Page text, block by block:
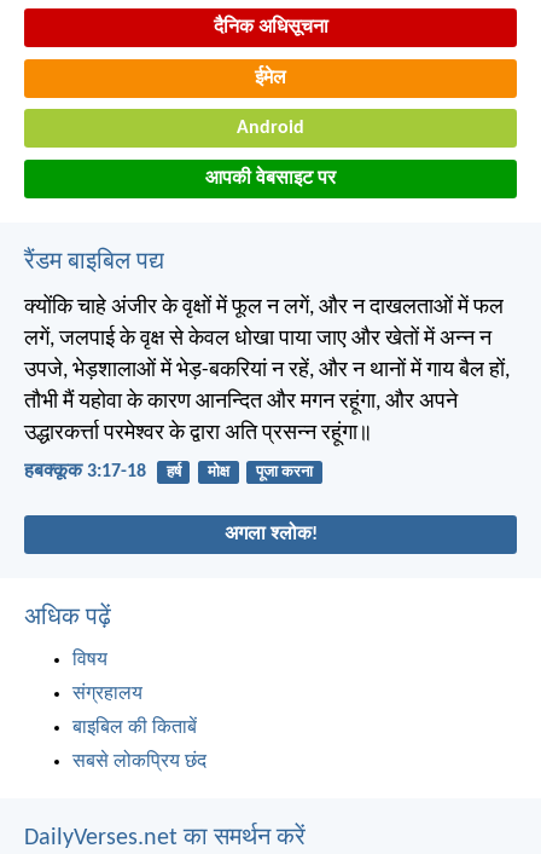
दैनिक अधिसूचना
ईमेल
Android
आपकी वेबसाइट पर
रैंडम बाइबिल पद्य
क्योंकि चाहे अंजीर के वृक्षों में फूल न लगें, और न दाखलताओं में फल
लगें, जलपाई के वृक्ष से केवल धोखा पाया जाए और खेतों में अन्न न
उपजे, भेड़शालाओं में भेड़-बकरियां न रहें, और न थानों में गाय बैल हों,
तौभी मैं यहोवा के कारण आनन्दित और मगन रहूंगा, और अपने
उद्धारकर्त्ता परमेश्वर के द्वारा अति प्रसन्न रहूंगा॥
हबक्कूक 3:17-18 हर्ष मोक्ष पूजा करना
अगला श्लोक!
अधिक पढ़ें
विषय
संग्रहालय
बाइबिल की किताबें
सबसे लोकप्रिय छंद
DailyVerses.net का समर्थन करें